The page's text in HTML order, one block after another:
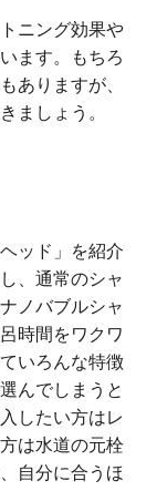
ニング効果や
ます。もちろ
ありますが、
ましょう。
ッド」を紹介
、通常のシャ
ノバブルシャ
時間をワクワ
いろんな特徴
んでしまうと
したい方はレ
は水道の元栓
自分に合うほ